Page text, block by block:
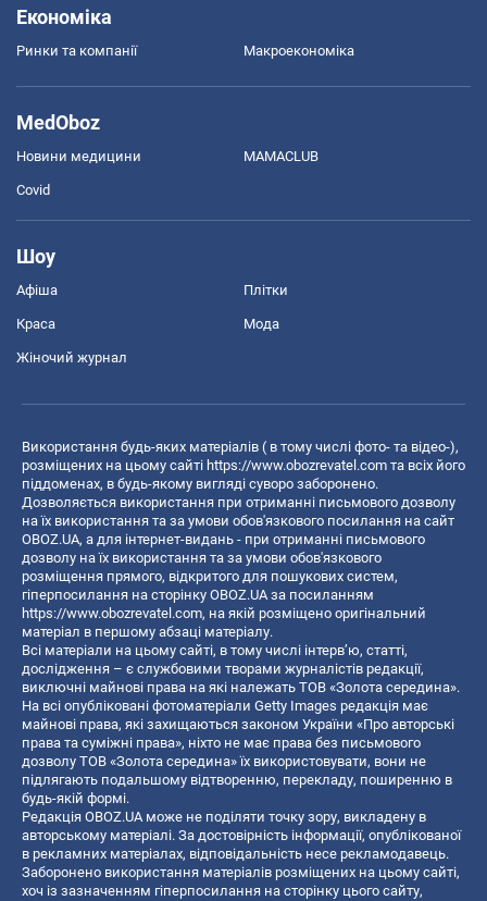
Економіка
Ринки та компанії Макроекономіка
MedOboz
Новини медицини MAMACLUB
Covid
Шоу
Афіша Плітки
Краса Мода
Жіночий журнал
Використання будь-яких матеріалів ( в тому числі фото- та відео-),
розміщених на цьому сайті https://www.obozrevatel.com та всіх його
піддоменах, в будь-якому вигляді суворо заборонено.
Дозволяється використання при отриманні письмового дозволу
на їх використання та за умови обов'язкового посилання на сайт
OBOZ.UA, а для інтернет-видань - при отриманні письмового
дозволу на їх використання та за умови обов'язкового
розміщення прямого, відкритого для пошукових систем,
гіперпосилання на сторінку OBOZ.UA за посиланням
https://www.obozrevatel.com, на якій розміщено оригінальний
матеріал в першому абзаці матеріалу.
Всі матеріали на цьому сайті, в тому числі інтерв’ю, статті,
дослідження – є службовими творами журналістів редакції,
виключні майнові права на які належать ТОВ «Золота середина».
На всі опубліковані фотоматеріали Getty Images редакція має
майнові права, які захищаються законом України «Про авторські
права та суміжні права», ніхто не має права без письмового
дозволу ТОВ «Золота середина» їх використовувати, вони не
підлягають подальшому відтворенню, перекладу, поширенню в
будь-якій формі.
Редакція OBOZ.UA може не поділяти точку зору, викладену в
авторському матеріалі. За достовірність інформації, опублікованої
в рекламних матеріалах, відповідальність несе рекламодавець.
Заборонено використання матеріалів розміщених на цьому сайті,
хоч із зазначенням гіперпосилання на сторінку цього сайту,